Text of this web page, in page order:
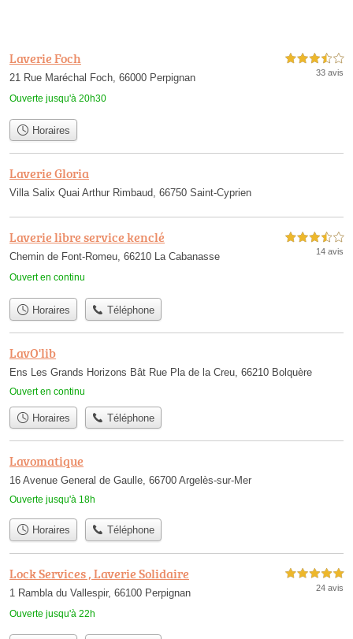
Laverie Foch
21 Rue Maréchal Foch, 66000 Perpignan
Ouverte jusqu'à 20h30
3,5 étoiles sur 5
33 avis
Horaires
Laverie Gloria
Villa Salix Quai Arthur Rimbaud, 66750 Saint-Cyprien
Laverie libre service kenclé
Chemin de Font-Romeu, 66210 La Cabanasse
Ouvert en continu
3,5 étoiles sur 5
14 avis
Horaires Téléphone
LavO'lib
Ens Les Grands Horizons Bât Rue Pla de la Creu, 66210 Bolquère
Ouvert en continu
Horaires Téléphone
Lavomatique
16 Avenue General de Gaulle, 66700 Argelès-sur-Mer
Ouverte jusqu'à 18h
Horaires Téléphone
Lock Services , Laverie Solidaire
1 Rambla du Vallespir, 66100 Perpignan
Ouverte jusqu'à 22h
5,0 étoiles sur 5
24 avis